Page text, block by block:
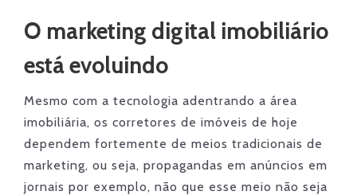
O marketing digital imobiliário
está evoluindo
Mesmo com a tecnologia adentrando a área
imobiliária, os corretores de imóveis de hoje
dependem fortemente de meios tradicionais de
marketing, ou seja, propagandas em anúncios em
jornais por exemplo, não que esse meio não seja